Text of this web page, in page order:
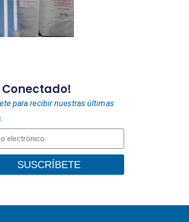
Conectado!
para recibir nuestras últimas
SUSCRÍBETE